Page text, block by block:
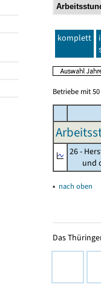
komplett
Betriebe mit
26 -
und
▴ nach oben
Das